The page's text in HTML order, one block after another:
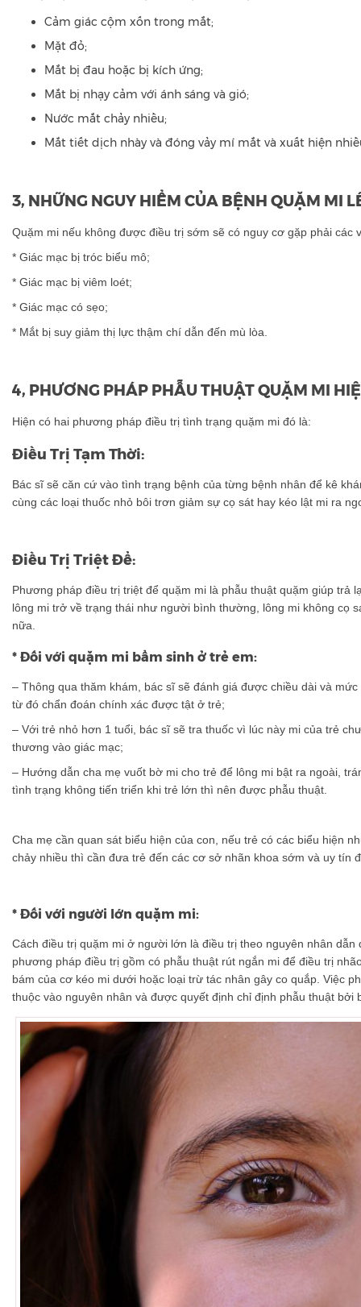
Cảm giác cộm xốn trong mắt;
Mặt đỏ;
Mắt bị đau hoặc bị kích ứng;
Mắt bị nhạy cảm với ánh sáng và gió;
Nước mắt chảy nhiều;
Mắt tiết dịch nhày và đóng vảy mí mắt và xuất hiện
3, NHỮNG NGUY HIỂM CỦA BỆNH QUẶM MI
Quặm mi nếu không được điều trị sớm sẽ có nguy cơ gặp phải các
* Giác mạc bị tróc biểu mô;
* Giác mạc bị viêm loét;
* Giác mạc có sẹo;
* Mắt bị suy giảm thị lực thậm chí dẫn đến mù lòa.
4, PHƯƠNG PHÁP PHẪU THUẬT QUẶM MI
Hiện có hai phương pháp điều trị tình trạng quặm mi đó là:
Điều Trị Tạm Thời:
Bác sĩ sẽ căn cứ vào tình trạng bệnh của từng bệnh nhân để kê
cùng các loại thuốc nhỏ bôi trơn giảm sự cọ sát hay kéo lật mi ra
Điều Trị Triệt Để:
Phương pháp điều trị triệt để quặm mi là phẫu thuật quặm giúp trả
lông mi trở về trạng thái như người bình thường, lông mi không cọ
nữa.
* Đối với quặm mi bẩm sinh ở trẻ em:
– Thông qua thăm khám, bác sĩ sẽ đánh giá được chiều dài và
từ đó chẩn đoán chính xác được tật ở trẻ;
– Với trẻ nhỏ hơn 1 tuổi, bác sĩ sẽ tra thuốc vì lúc này mi của trẻ
thương vào giác mạc;
– Hướng dẫn cha mẹ vuốt bờ mi cho trẻ để lông mi bật ra ngoài,
tình trạng không tiến triển khi trẻ lớn thì nên được phẫu thuật.
Cha mẹ cần quan sát biểu hiện của con, nếu trẻ có các biểu hiện
chảy nhiều thì cần đưa trẻ đến các cơ sở nhãn khoa sớm và uy tín
* Đối với người lớn quặm mi:
Cách điều trị quặm mi ở người lớn là điều trị theo nguyên nhân dẫn
phương pháp điều trị gồm có phẫu thuật rút ngắn mi để điều trị
bám của cơ kéo mi dưới hoặc loại trừ tác nhân gây co quắp. Việc
thuộc vào nguyên nhân và được quyết định chỉ định phẫu thuật bởi